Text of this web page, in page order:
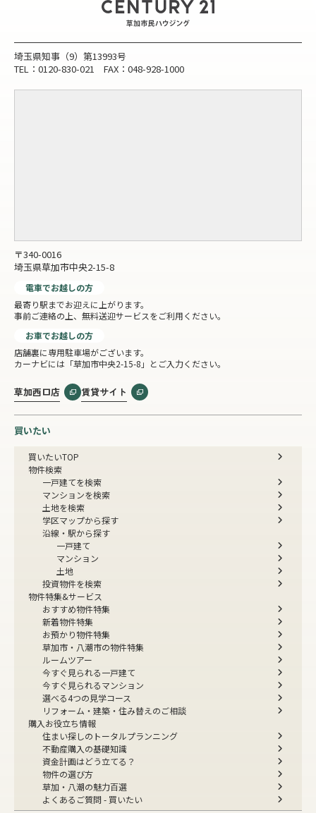
埼玉県知事（9）第13993号
TEL：0120-830-021 FAX：048-928-1000
〒340-0016
埼玉県草加市中央2-15-8
電車でお越しの方
最寄り駅までお迎えに上がります。
事前ご連絡の上、無料送迎サービスをご利用ください。
お車でお越しの方
店舗裏に専用駐車場がございます。
カーナビには「草加市中央2-15-8」とご入力ください。
草加西口店 賃貸サイト
買いたい
買いたいTOP
物件検索
一戸建てを検索
マンションを検索
土地を検索
学区マップから探す
沿線・駅から探す
一戸建て
マンション
土地
投資物件を検索
物件特集&サービス
おすすめ物件特集
新着物件特集
お預かり物件特集
草加市・八潮市の物件特集
ルームツアー
今すぐ見られる一戸建て
今すぐ見られるマンション
選べる4つの見学コース
リフォーム・建築・住み替えのご相談
購入お役立ち情報
住まい探しのトータルプランニング
不動産購入の基礎知識
資金計画はどう立てる？
物件の選び方
草加・八潮の魅力百選
よくあるご質問 - 買いたい